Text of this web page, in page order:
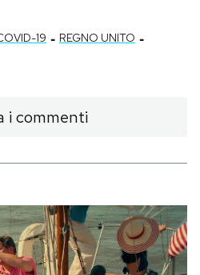
19 - REGNO UNITO -
i commenti